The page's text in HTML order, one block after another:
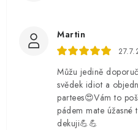
Martin
Můžu jedině
svědek idiot a
partees😍Vám to
pádem mate
dekuji💪💪